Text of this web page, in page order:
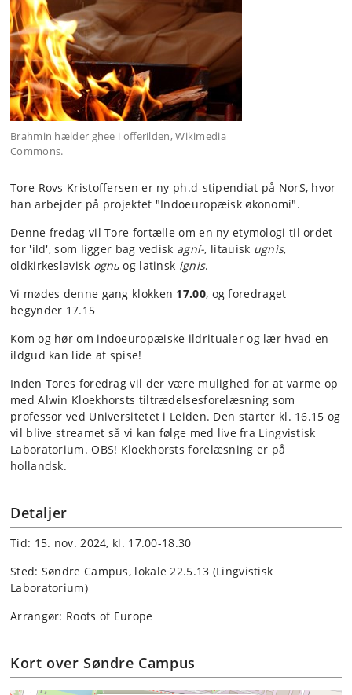
Brahmin hælder ghee i offerilden, Wikimedia
Commons.
Tore Rovs Kristoffersen er ny ph.d-stipendiat på NorS, hvor
han arbejder på projektet "Indoeuropæisk økonomi".
Denne fredag vil Tore fortælle om en ny etymologi til ordet
for 'ild', som ligger bag vedisk agní-, litauisk ugnìs,
oldkirkeslavisk ognьog latinsk ignis.
Vi mødes denne gang klokken 17.00, og foredraget
begynder 17.15
Kom og hør om indoeuropæiske ildritualer og lær hvad en
ildgud kan lide at spise!
Inden Tores foredrag vil der være mulighed for at varme op
med Alwin Kloekhorsts tiltrædelsesforelæsning som
professor ved Universitetet i Leiden. Den starter kl. 16.15 og
vil blive streamet så vi kan følge med live fra Lingvistisk
Laboratorium. OBS! Kloekhorsts forelæsning er på
hollandsk.
Detaljer
Tid: 15. nov. 2024, kl. 17.00-18.30
Sted: Søndre Campus, lokale 22.5.13 (Lingvistisk
Laboratorium)
Arrangør: Roots of Europe
Kort over Søndre Campus